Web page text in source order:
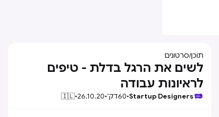
תוכן/סרטונים
לשים את הרגל בדלת - טיפים
לראיונות עבודה
Startup Designers
•
60דק׳•
26.10.20
•
🇮🇱